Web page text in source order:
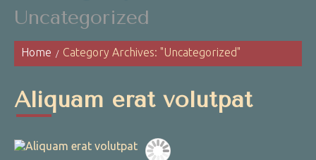
Uncategorized
Home Category Archives: "Uncategorized"
Aliquam erat volutpat